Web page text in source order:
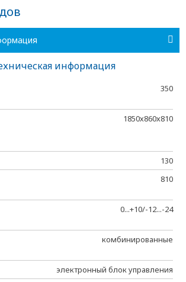
информация
350
1850х860х810
130
810
0...+10/-12...-24
комбинированные
электронный блок управления